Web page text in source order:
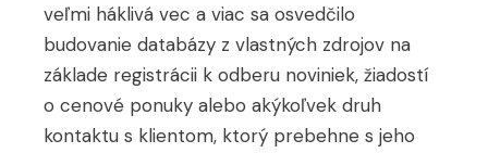
veľmi háklivá vec a viac sa osvedčilo
budovanie databázy z vlastných zdrojov na
základe registrácii k odberu noviniek, žiadostí
o cenové ponuky alebo akýkoľvek druh
kontaktu s klientom, ktorý prebehne s jeho